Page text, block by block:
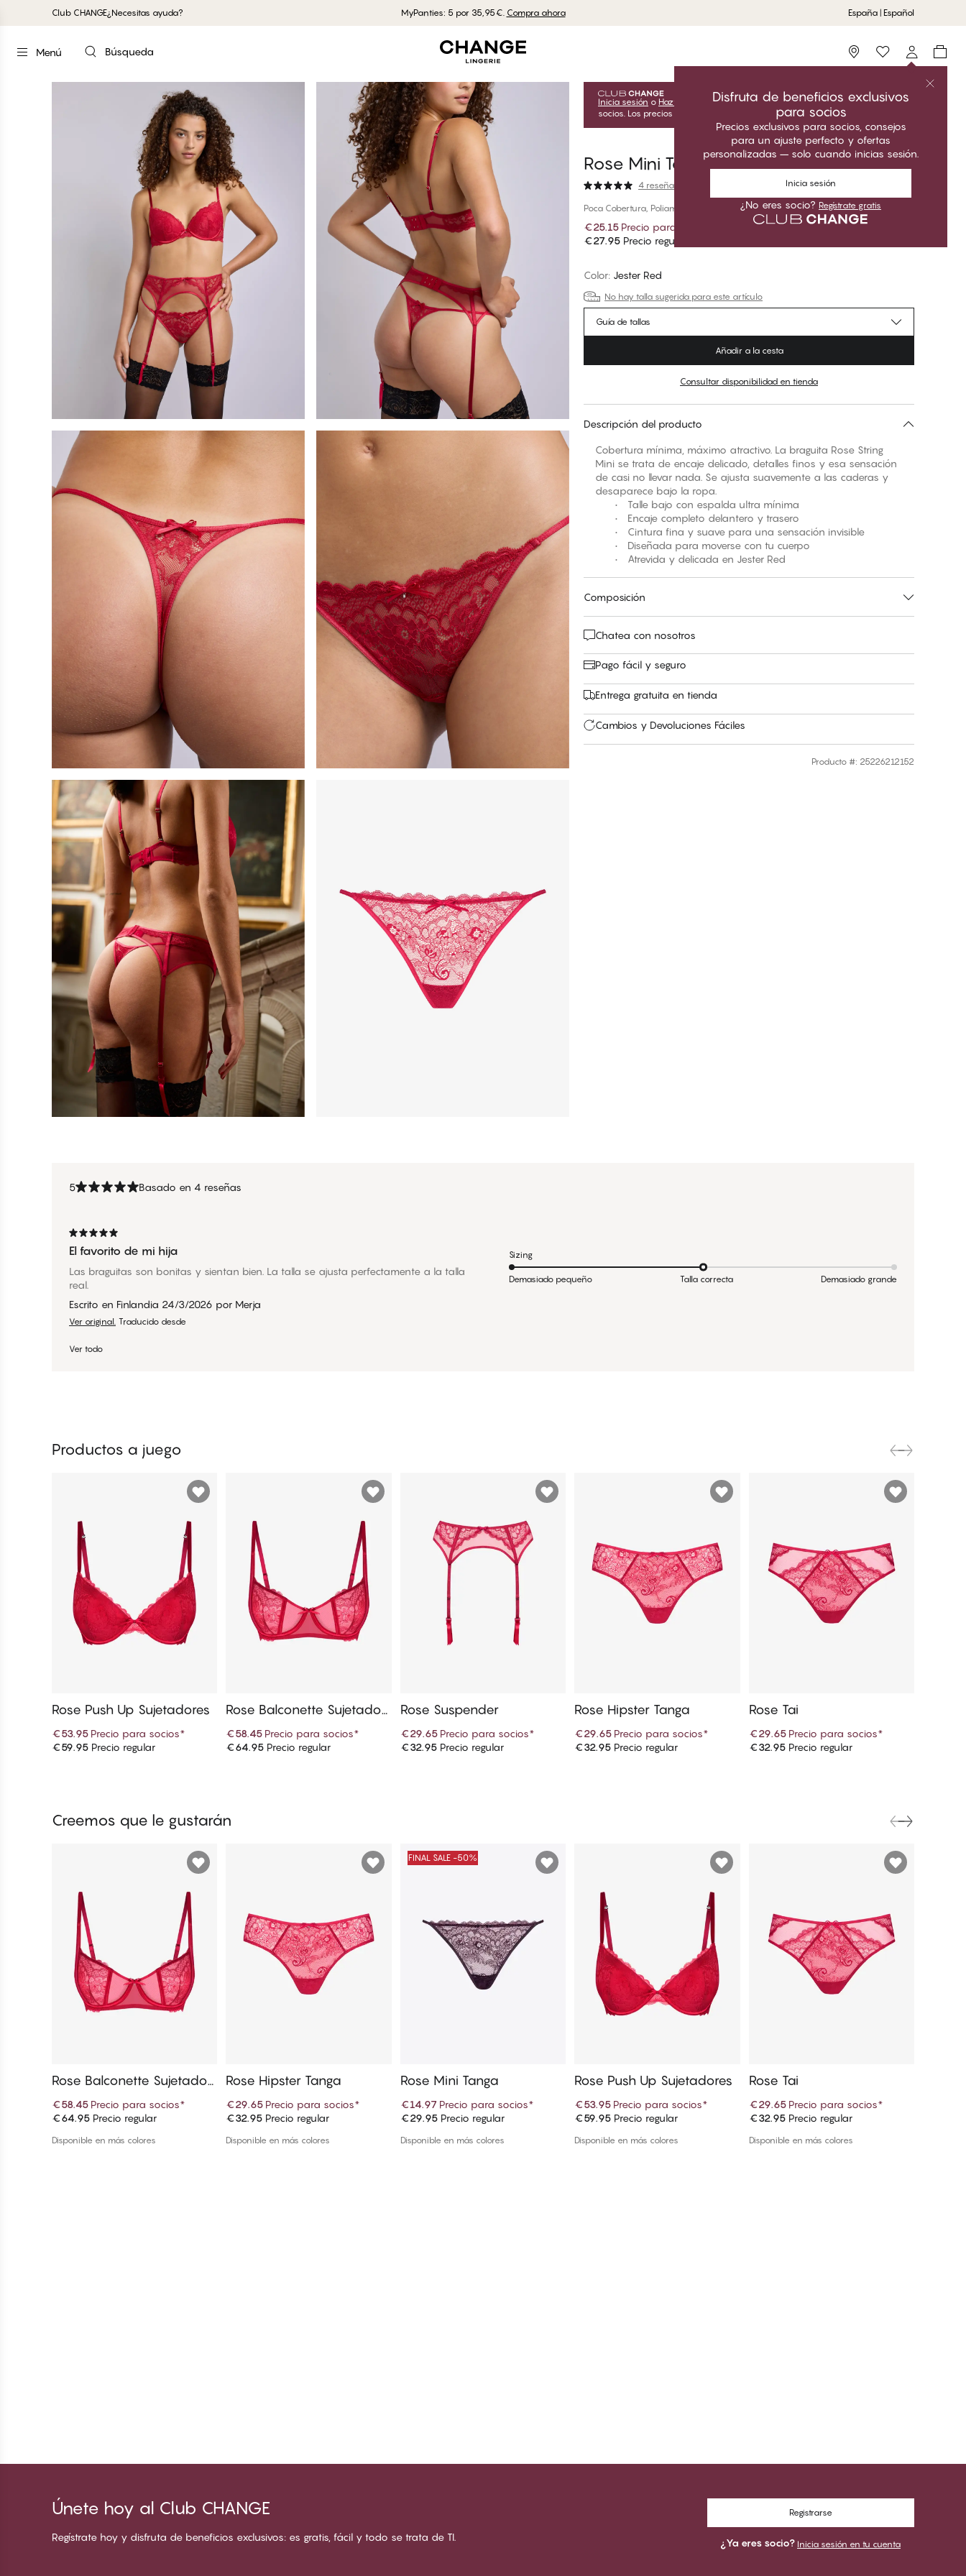
Club CHANGE¿Necesitas ayuda? MyPanties: 5 por 35,95€. Compra ahora España | Español
Menú Búsqueda Storefinder
Disfruta de beneficios exclusivos
para socios
Precios exclusivos para socios, consejos
para un ajuste perfecto y ofertas
personalizadas – solo cuando inicias sesión.
Inicia sesión
¿No eres socio? Regístrate gratis
Inicia sesión o Hazte socio
para desbloquear las ofertas exclusivas para
socios. Los precios del Club solo son válidos cuando estás conectado.
Rose Mini Tanga
4 reseñas
Poca Cobertura, Poliamida
€25.15 Precio para socios
€27.95 Precio regular
Color: Jester Red
No hay talla sugerida para este artículo
Guía de tallas
Añadir a la cesta
Consultar disponibilidad en tienda
Descripción del producto
Cobertura mínima, máximo atractivo. La braguita Rose String
Mini se trata de encaje delicado, detalles finos y esa sensación
de casi no llevar nada. Se ajusta suavemente a las caderas y
desaparece bajo la ropa.
• Talle bajo con espalda ultra mínima
• Encaje completo delantero y trasero
• Cintura fina y suave para una sensación invisible
• Diseñada para moverse con tu cuerpo
• Atrevida y delicada en Jester Red
Composición
Chatea con nosotros
Pago fácil y seguro
Entrega gratuita en tienda
Cambios y Devoluciones Fáciles
Producto #: 25226212152
5 Basado en 4 reseñas
El favorito de mi hija
Las braguitas son bonitas y sientan bien. La talla se ajusta perfectamente a la talla
real.
Escrito en Finlandia 24/3/2026 por Merja
Ver original. Traducido desde
Ver todo
Sizing
Demasiado pequeño Talla correcta Demasiado grande
Productos a juego
Añadir a la cesta
Rose Push Up Sujetadores
€53.95 Precio para socios*
€59.95 Precio regular Añadir a la cesta
Rose Balconette Sujetador
€58.45 Precio para socios*
€64.95 Precio regular Añadir a la cesta
Rose Suspender
€29.65 Precio para socios*
€32.95Precio regular Añadir a la cesta
Rose Hipster Tanga
€29.65 Precio para socios*
€32.95 Precio regular Añadir a la cesta
Rose Tai
€29.65 Precio para socios*
€32.95Precio regular
Creemos que le gustarán
Añadir a la cesta
Rose Balconette Sujetador
€58.45 Precio para socios*
€64.95 Precio regular
Disponible en más colores
Añadir a la cesta
Rose Hipster Tanga
€29.65 Precio para socios*
€32.95 Precio regular
Disponible en más colores
Añadir a la cesta
FINAL SALE -50%
Rose Mini Tanga
€14.97 Precio para socios*
€29.95Precio regular
Disponible en más colores
Añadir a la cesta
Rose Push Up Sujetadores
€53.95 Precio para socios*
€59.95 Precio regular
Disponible en más colores
Añadir a la cesta
Rose Tai
€29.65 Precio para socios*
€32.95Precio regular
Disponible en más colores
Únete hoy al Club CHANGE
Regístrate hoy y disfruta de beneficios exclusivos: es gratis, fácil y todo se trata de TI.
Registrarse
¿Ya eres socio? Inicia sesión en tu cuenta